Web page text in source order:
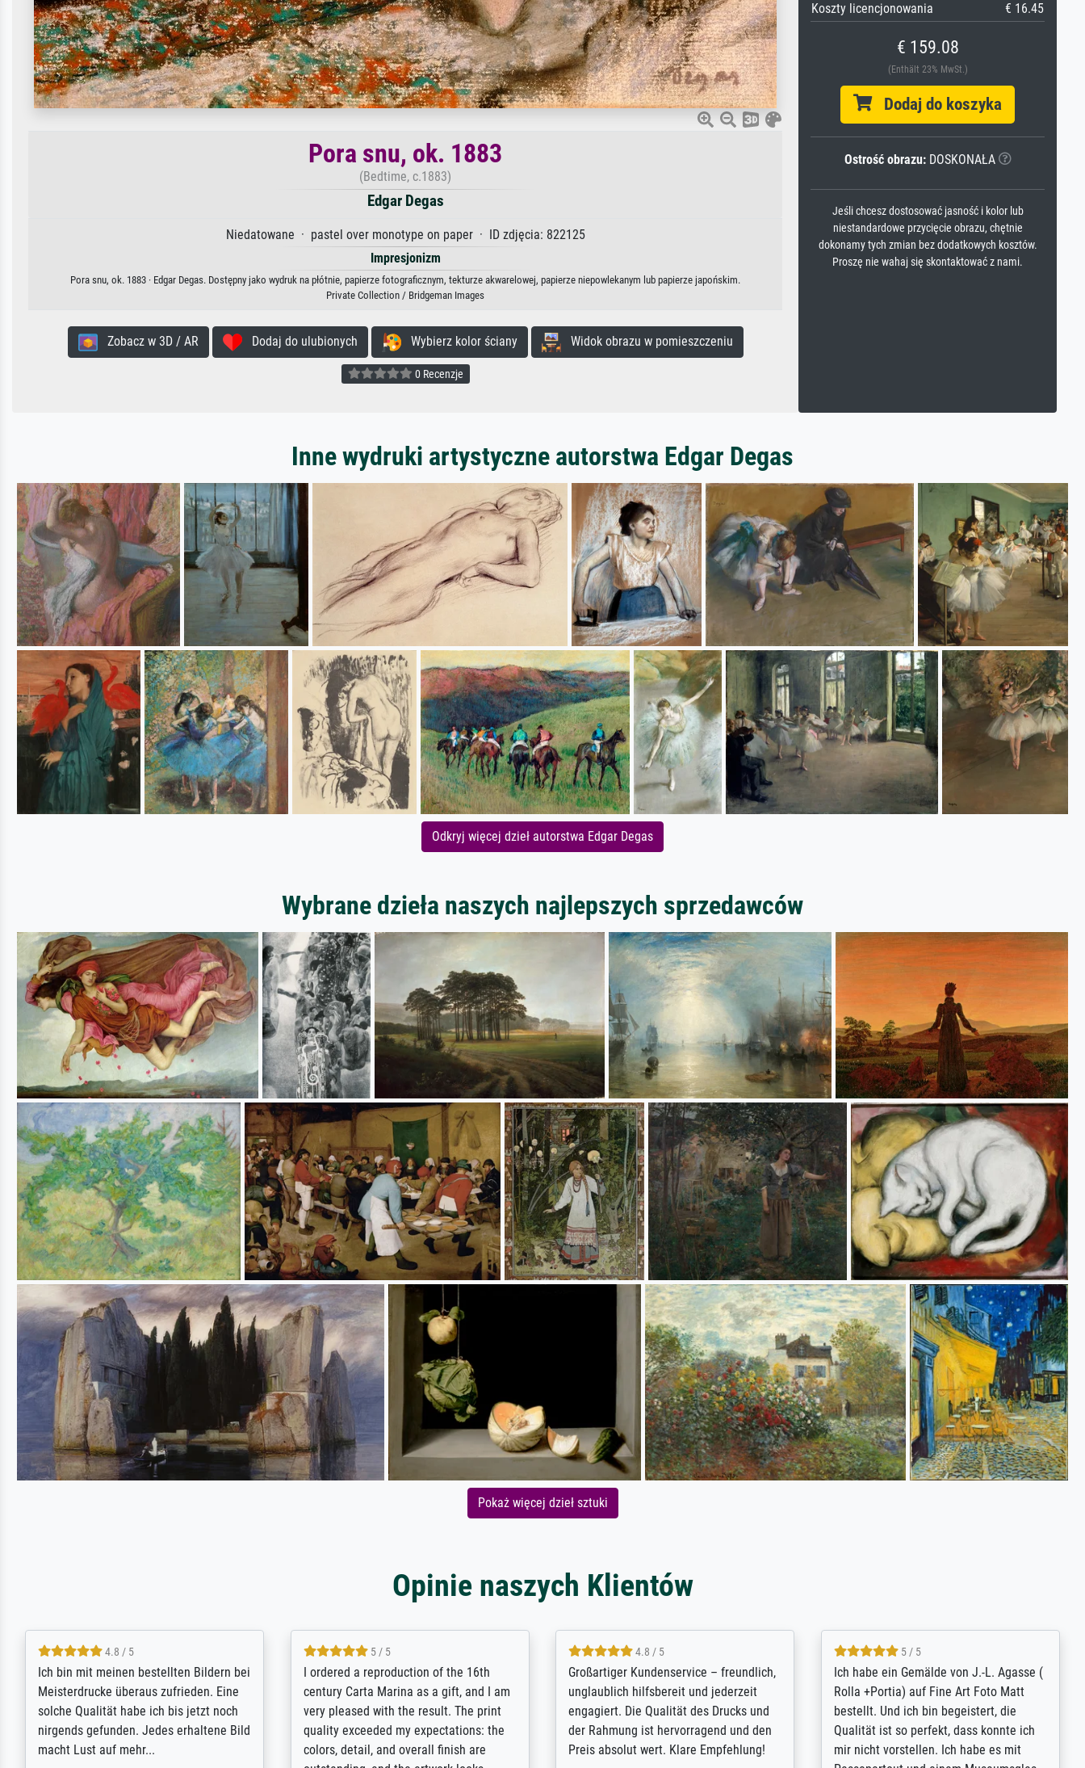
Pora snu, ok. 1883
(Bedtime, c.1883)
Edgar Degas
Niedatowane · pastel over monotype on paper · ID zdjęcia: 822125
Impresjonizm
Pora snu, ok. 1883 · Edgar Degas. Dostępny jako wydruk na płótnie, papierze fotograficznym, tekturze akwarelowej, papierze niepowlekanym lub papierze japońskim.
Private Collection / Bridgeman Images
Zobacz w 3D / AR Dodaj do ulubionych Wybierz kolor ściany Widok obrazu w pomieszczeniu
0 Recenzje
Koszty licencjonowania
€ 16.45
€ 159.08
(Enthält 23% MwSt.)
Dodaj do koszyka
Ostrość obrazu:DOSKONAŁA
Jeśli chcesz dostosować jasność i kolor lub
niestandardowe przycięcie obrazu, chętnie
dokonamy tych zmian bez dodatkowych kosztów.
Proszę nie wahaj się skontaktować z nami.
Inne wydruki artystyczne autorstwa Edgar Degas
Odkryj więcej dzieł autorstwa Edgar Degas
Wybrane dzieła naszych najlepszych sprzedawców
Pokaż więcej dzieł sztuki
Opinie naszych Klientów
5 / 5
Rundum positive Erfahrung. Die
Ausführung des Auftrags hat eine Weile
gedauert, die angekündigte Lieferzeit
wurde aber letztlich sogar etwas
unterschritten. Die Qualität des Papiers
5 / 5
The team at Meisterdrucke strives to
meet its clients demands, and provides
expert advice on how to obtain the best
results for the prints requested by the
client. The company has a vast
5 / 5
Outstanding quality and customer
support. - the quality of the printing is
excellent and difficult to distinguish
from the real thing; it will be my go-to
for high-quality art prints from now on -
4.8 / 5
Qualité absolument irréprochable.
Extraordinaire diversité des thèmes
abordés et personnalisation des
demandes (recadrage, réajustement des
couleurs). Relation clientèle parfaite.